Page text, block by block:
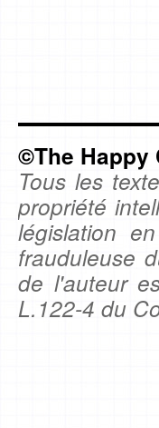
©The Happy
Tous les
propriété
législation
frauduleuse
de l'auteur
L.122-4 du